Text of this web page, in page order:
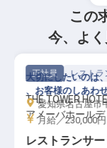
この
今、よ
正社員 レスト
THE TOWER
アメーバホールデ
レストランサ
大切にしたいのは
、お客様のしあわ
愛知県名古屋市
月給／230,000円